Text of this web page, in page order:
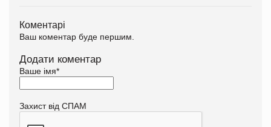
Коментарі
Ваш коментар буде першим.
Додати коментар
Ваше імя*
Захист від СПАМ